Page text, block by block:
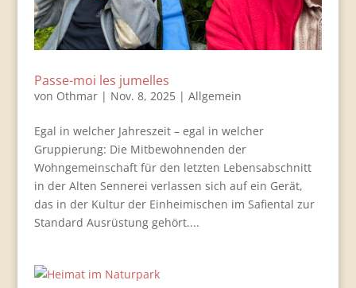
Passe-moi les jumelles
von Othmar| Nov. 8, 2025| Allgemein
Egal in welcher Jahreszeit – egal in welcher
Gruppierung: Die Mitbewohnenden der
Wohngemeinschaft für den letzten Lebensabschnitt
in der Alten Sennerei verlassen sich auf ein Gerät,
das in der Kultur der Einheimischen im Safiental zur
Standard Ausrüstung gehört....